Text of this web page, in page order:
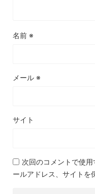
名前 ※
メール ※
サイト
次回のコメントで使
ールアドレス、サイトを